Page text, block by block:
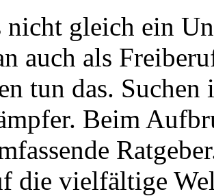
nicht gleich ein
auch als
tun das.
Beim
die vielfältige